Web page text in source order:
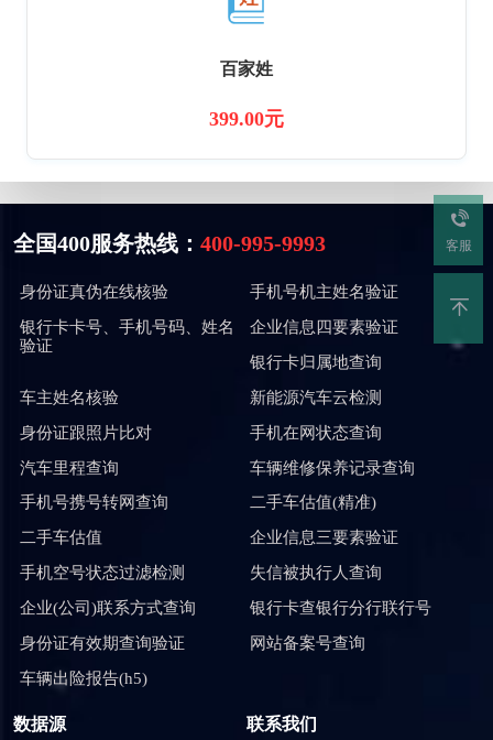
百家姓
399.00元
全国400服务热线： 400-995-9993
身份证真伪在线核验
手机号机主姓名验证
银行卡卡号、手机号码、姓名
验证
企业信息四要素验证
银行卡归属地查询
车主姓名核验
新能源汽车云检测
身份证跟照片比对
手机在网状态查询
汽车里程查询
车辆维修保养记录查询
手机号携号转网查询
二手车估值(精准)
二手车估值
企业信息三要素验证
手机空号状态过滤检测
失信被执行人查询
企业(公司)联系方式查询
银行卡查银行分行联行号
身份证有效期查询验证
网站备案号查询
车辆出险报告(h5)
数据源 联系我们
客服